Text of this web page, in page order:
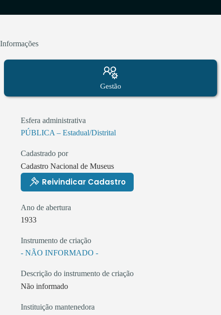
Informações
Gestão
Esfera administrativa
PÚBLICA – Estadual/Distrital
Cadastrado por
Cadastro Nacional de Museus
Reivindicar Cadastro
Ano de abertura
1933
Instrumento de criação
- NÃO INFORMADO -
Descrição do instrumento de criação
Não informado
Instituição mantenedora